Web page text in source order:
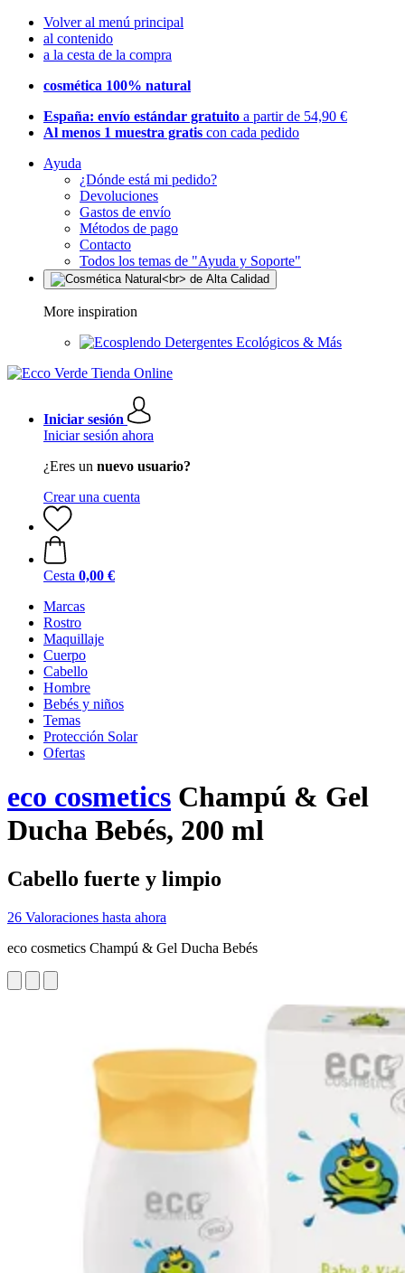
Volver al menú principal
al contenido
a la cesta de la compra
cosmética 100% natural
España: envío estándar gratuito a partir de 54,90 €
Al menos 1 muestra gratis con cada pedido
Ayuda
¿Dónde está mi pedido?
Devoluciones
Gastos de envío
Métodos de pago
Contacto
Todos los temas de "Ayuda y Soporte"
More inspiration
Detergentes Ecológicos & Más
Iniciar sesión
Iniciar sesión ahora
¿Eres un nuevo usuario?
Crear una cuenta
Cesta 0,00 €
Marcas
Rostro
Maquillaje
Cuerpo
Cabello
Hombre
Bebés y niños
Temas
Protección Solar
Ofertas
eco cosmetics Champú & Gel
Ducha Bebés, 200 ml
Cabello fuerte y limpio
26 Valoraciones hasta ahora
eco cosmetics Champú & Gel Ducha Bebés